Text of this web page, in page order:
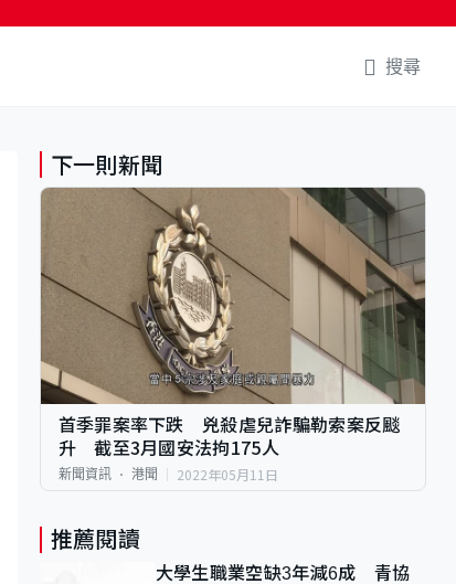
搜尋
下一則新聞
首季罪案率下跌 兇殺虐兒詐騙勒索案反颷
升 截至3月國安法拘175人
新聞資訊 港聞 2022年05月11日
推薦閱讀
大學生職業空缺3年減6成 青協